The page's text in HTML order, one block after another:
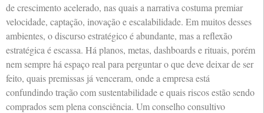
de crescimento acelerado, nas quais a narrativa costuma premiar
velocidade, captação, inovação e escalabilidade. Em muitos desses
ambientes, o discurso estratégico é abundante, mas a reflexão
estratégica é escassa. Há planos, metas, dashboards e rituais, porém
nem sempre há espaço real para perguntar o que deve deixar de ser
feito, quais premissas já venceram, onde a empresa está
confundindo tração com sustentabilidade e quais riscos estão sendo
comprados sem plena consciência. Um conselho consultivo